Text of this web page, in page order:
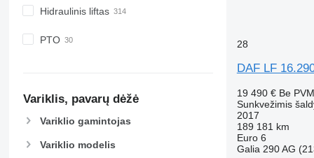
Hidraulinis liftas
PTO
Variklis, pavarų dėžė
Variklio gamintojas
Variklio modelis
28
DAF LF
19 490 € Be PVM
Sunkvežimis
2017
189 181 km
Euro 6
Galia 290 AG